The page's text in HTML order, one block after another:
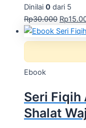
Dinilai 0 dari 5
Rp30.000 Rp
Ebook
Seri Fiqih
Shalat